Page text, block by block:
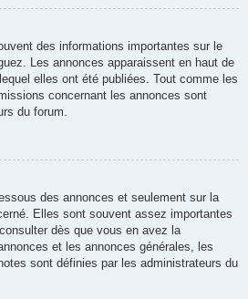
des informations importantes sur le
Les annonces apparaissent en haut de
elles ont été publiées. Tout comme les
concernant les annonces sont
du forum.
des annonces et seulement sur la
Elles sont souvent assez importantes
dès que vous en avez la
et les annonces générales, les
sont définies par les administrateurs du